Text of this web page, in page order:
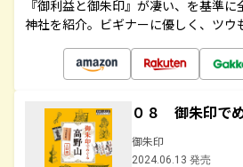
『御利益と御朱印』が凄い、を基準
神社を紹介。ビギナーに優しく、ツウ
０８ 御朱印で
御朱印
2024.06.13 発売